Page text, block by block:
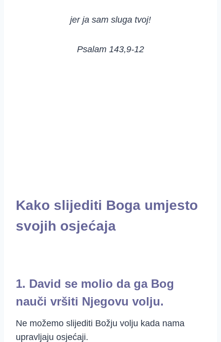
jer ja sam sluga tvoj!
Psalam 143,9-12
Kako slijediti Boga umjesto
svojih osjećaja
1. David se molio da ga Bog
nauči vršiti Njegovu volju.
Ne možemo slijediti Božju volju kada nama
upravljaju osjećaji.